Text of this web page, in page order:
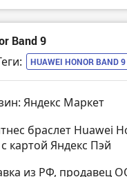
Band 9
HUAWEI HONOR BAND 9
Яндекс Маркет
браслет Huawei
картой Яндекс Пэй
из РФ,